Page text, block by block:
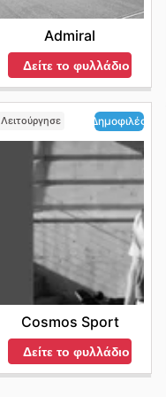
Admiral
Δείτε το φυλλάδιο
Λειτούργησε Δημοφιλές
Cosmos Sport
Δείτε το φυλλάδιο